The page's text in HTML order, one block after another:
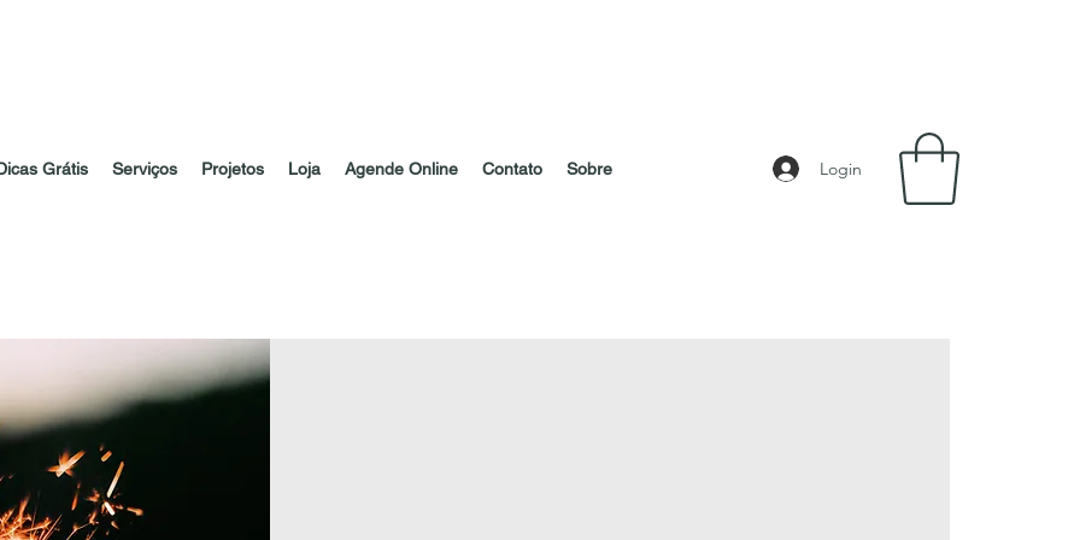
Login
Grátis Serviços Projetos Loja Agende Online Contato Sobre